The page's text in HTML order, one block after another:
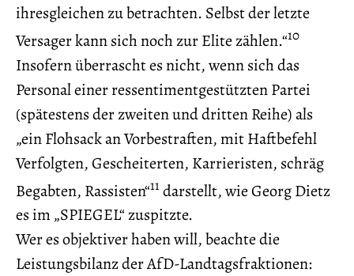
ihresgleichen zu betrachten. Selbst der letzte
Versager kann sich noch zur Elite zählen.“10
Insofern überrascht es nicht, wenn sich das
Personal einer ressentimentgestützten Partei
(spätestens der zweiten und dritten Reihe) als
„ein Flohsack an Vorbestraften, mit Haftbefehl
Verfolgten, Gescheiterten, Karrieristen, schräg
Begabten, Rassisten“11darstellt, wie Georg Dietz
es im „SPIEGEL“ zuspitzte.
Wer es objektiver haben will, beachte die
Leistungsbilanz der AfD-Landtagsfraktionen: